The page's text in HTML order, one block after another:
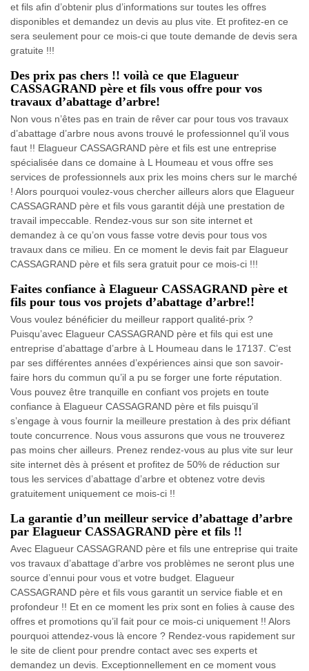
et fils afin d’obtenir plus d’informations sur toutes les offres
disponibles et demandez un devis au plus vite. Et profitez-en ce
sera seulement pour ce mois-ci que toute demande de devis sera
gratuite !!!
Des prix pas chers !! voilà ce que Elagueur
CASSAGRAND père et fils vous offre pour vos
travaux d’abattage d’arbre!
Non vous n’êtes pas en train de rêver car pour tous vos travaux
d’abattage d’arbre nous avons trouvé le professionnel qu’il vous
faut !! Elagueur CASSAGRAND père et fils est une entreprise
spécialisée dans ce domaine à L Houmeau et vous offre ses
services de professionnels aux prix les moins chers sur le marché
! Alors pourquoi voulez-vous chercher ailleurs alors que Elagueur
CASSAGRAND père et fils vous garantit déjà une prestation de
travail impeccable. Rendez-vous sur son site internet et
demandez à ce qu’on vous fasse votre devis pour tous vos
travaux dans ce milieu. En ce moment le devis fait par Elagueur
CASSAGRAND père et fils sera gratuit pour ce mois-ci !!!
Faites confiance à Elagueur CASSAGRAND père et
fils pour tous vos projets d’abattage d’arbre!!
Vous voulez bénéficier du meilleur rapport qualité-prix ?
Puisqu’avec Elagueur CASSAGRAND père et fils qui est une
entreprise d’abattage d’arbre à L Houmeau dans le 17137. C’est
par ses différentes années d’expériences ainsi que son savoir-
faire hors du commun qu’il a pu se forger une forte réputation.
Vous pouvez être tranquille en confiant vos projets en toute
confiance à Elagueur CASSAGRAND père et fils puisqu’il
s’engage à vous fournir la meilleure prestation à des prix défiant
toute concurrence. Nous vous assurons que vous ne trouverez
pas moins cher ailleurs. Prenez rendez-vous au plus vite sur leur
site internet dès à présent et profitez de 50% de réduction sur
tous les services d’abattage d’arbre et obtenez votre devis
gratuitement uniquement ce mois-ci !!
La garantie d’un meilleur service d’abattage d’arbre
par Elagueur CASSAGRAND père et fils !!
Avec Elagueur CASSAGRAND père et fils une entreprise qui traite
vos travaux d’abattage d’arbre vos problèmes ne seront plus une
source d’ennui pour vous et votre budget. Elagueur
CASSAGRAND père et fils vous garantit un service fiable et en
profondeur !! Et en ce moment les prix sont en folies à cause des
offres et promotions qu’il fait pour ce mois-ci uniquement !! Alors
pourquoi attendez-vous là encore ? Rendez-vous rapidement sur
le site de client pour prendre contact avec ses experts et
demandez un devis. Exceptionnellement en ce moment vous